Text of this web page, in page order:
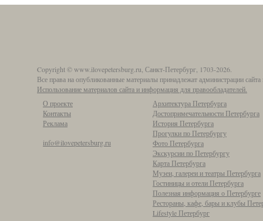
Copyright © www.ilovepetersburg.ru, Санкт-Петербург, 1703-2026.
Все права на опубликованные материалы принадлежат администрации
Использование материалов сайта и информация для правообладателей.
О проекте
Контакты
Реклама
info@ilovepetersburg.ru
Архитектура Петербурга
Достопримечательности Петербурга
История Петербурга
Прогулки по Петербургу
Фото Петербурга
Экскурсии по Петербургу
Карта Петербурга
Музеи, галереи и театры Петербурга
Гостиницы и отели Петербурга
Полезная информация о Петербурге
Рестораны, кафе, бары и клубы
Lifestyle Петербург